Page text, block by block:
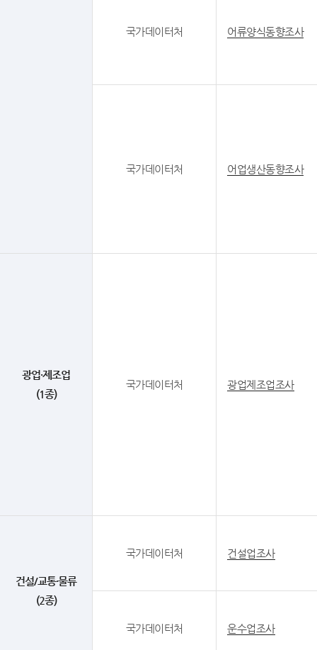
국가데이터처 어류양식동향조사
국가데이터처 어업생산동향조사
광업·제조업
(1종)
국가데이터처 광업제조업조사
건설/교통·물류
(2종)
국가데이터처 건설업조사
국가데이터처 운수업조사